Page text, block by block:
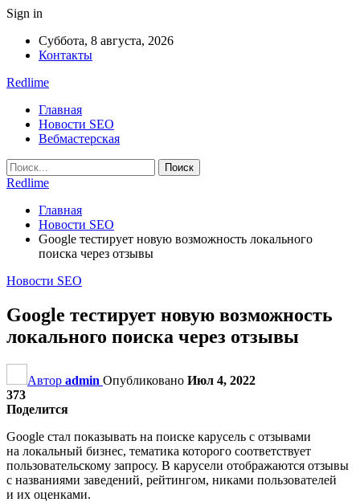
Sign in
Суббота, 8 августа, 2026
Контакты
Redlime
Главная
Новости SEO
Вебмастерская
Redlime
Главная
Новости SEO
Google тестирует новую возможность локального
поиска через отзывы
Новости SEO
Google тестирует новую возможность
локального поиска через отзывы
Автор admin Опубликовано Июл 4, 2022
373
Поделится
Google стал показывать на поиске карусель с отзывами
на локальный бизнес, тематика которого соответствует
пользовательскому запросу. В карусели отображаются отзывы
с названиями заведений, рейтингом, никами пользователей
и их оценками.